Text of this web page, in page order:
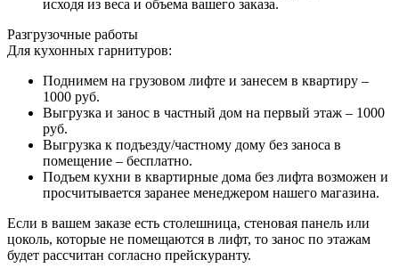
исходя из веса и объема вашего заказа.
Разгрузочные работы
Для кухонных гарнитуров:
Поднимем на грузовом лифте и занесем в квартиру –
1000 руб.
Выгрузка и занос в частный дом на первый этаж – 1000
руб.
Выгрузка к подъезду/частному дому без заноса в
помещение – бесплатно.
Подъем кухни в квартирные дома без лифта возможен и
просчитывается заранее менеджером нашего магазина.
Если в вашем заказе есть столешница, стеновая панель или
цоколь, которые не помещаются в лифт, то занос по этажам
будет рассчитан согласно прейскуранту.